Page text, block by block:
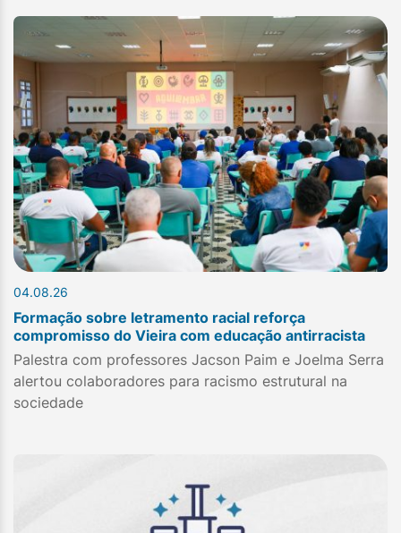
04.08.26
Formação sobre letramento racial reforça
compromisso do Vieira com educação antirracista
Palestra com professores Jacson Paim e Joelma Serra
alertou colaboradores para racismo estrutural na
sociedade